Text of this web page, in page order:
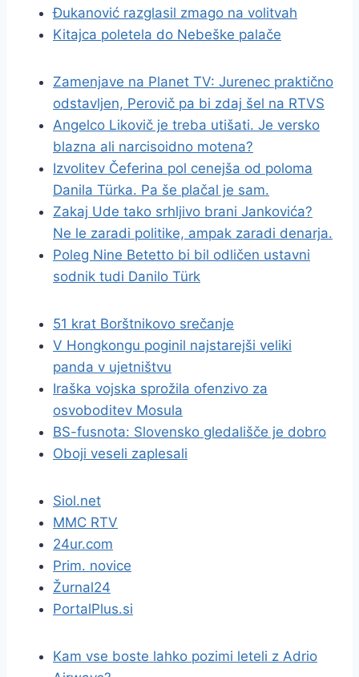
Đukanović razglasil zmago na volitvah
Kitajca poletela do Nebeške palače
Zamenjave na Planet TV: Jurenec praktično
odstavljen, Perovič pa bi zdaj šel na RTVS
Angelco Likovič je treba utišati. Je versko
blazna ali narcisoidno motena?
Izvolitev Čeferina pol cenejša od poloma
Danila Türka. Pa še plačal je sam.
Zakaj Ude tako srhljivo brani Jankovića?
Ne le zaradi politike, ampak zaradi denarja.
Poleg Nine Betetto bi bil odličen ustavni
sodnik tudi Danilo Türk
51 krat Borštnikovo srečanje
V Hongkongu poginil najstarejši veliki
panda v ujetništvu
Iraška vojska sprožila ofenzivo za
osvoboditev Mosula
BS-fusnota: Slovensko gledališče je dobro
Oboji veseli zaplesali
Siol.net
MMC RTV
24ur.com
Prim. novice
Žurnal24
PortalPlus.si
Kam vse boste lahko pozimi leteli z Adrio